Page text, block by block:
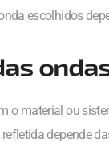
escolhidos
o material ou
depende